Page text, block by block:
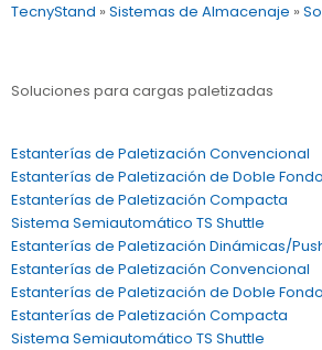
TecnyStand » Sistemas de Almacenaje »
Soluciones para cargas paletizadas
Estanterías de Paletización Convencional
Estanterías de Paletización de Doble Fondo
Estanterías de Paletización Compacta
Sistema Semiautomático TS Shuttle
Estanterías de Paletización Dinámicas/
Estanterías de Paletización Convencional
Estanterías de Paletización de Doble Fondo
Estanterías de Paletización Compacta
Sistema Semiautomático TS Shuttle